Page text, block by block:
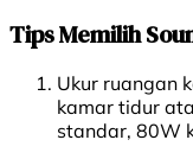
Tips Memilih
Ukur ruangan
kamar tidur
standar, 80W